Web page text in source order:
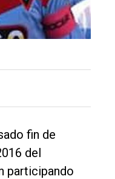
fin de
del
participando